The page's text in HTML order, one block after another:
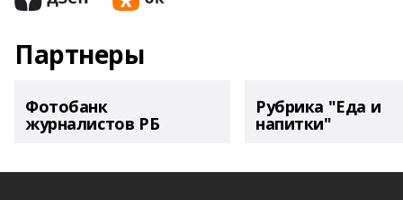
Партнеры
Фотобанк
журналистов РБ
Рубрика "Еда и
напитки"